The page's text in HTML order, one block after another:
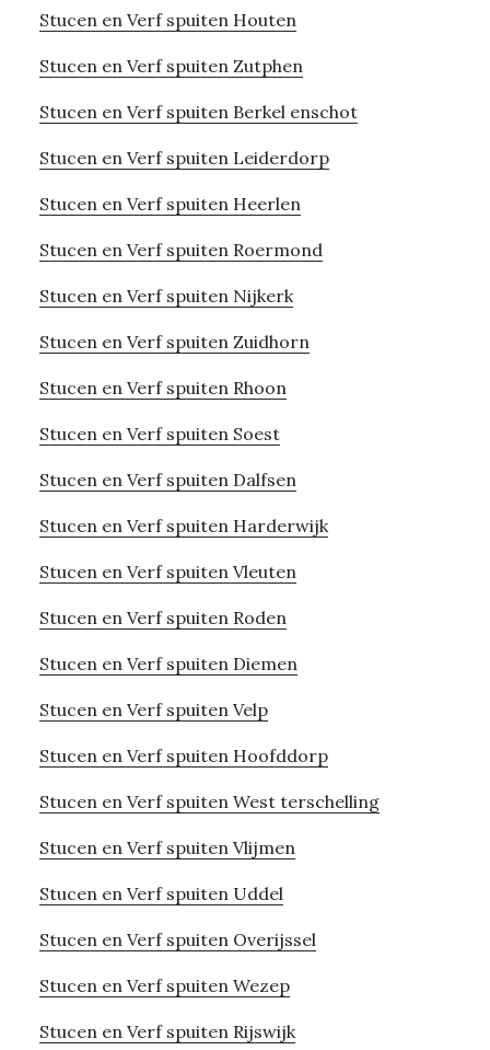
Stucen en Verf spuiten Houten
Stucen en Verf spuiten Zutphen
Stucen en Verf spuiten Berkel enschot
Stucen en Verf spuiten Leiderdorp
Stucen en Verf spuiten Heerlen
Stucen en Verf spuiten Roermond
Stucen en Verf spuiten Nijkerk
Stucen en Verf spuiten Zuidhorn
Stucen en Verf spuiten Rhoon
Stucen en Verf spuiten Soest
Stucen en Verf spuiten Dalfsen
Stucen en Verf spuiten Harderwijk
Stucen en Verf spuiten Vleuten
Stucen en Verf spuiten Roden
Stucen en Verf spuiten Diemen
Stucen en Verf spuiten Velp
Stucen en Verf spuiten Hoofddorp
Stucen en Verf spuiten West terschelling
Stucen en Verf spuiten Vlijmen
Stucen en Verf spuiten Uddel
Stucen en Verf spuiten Overijssel
Stucen en Verf spuiten Wezep
Stucen en Verf spuiten Rijswijk